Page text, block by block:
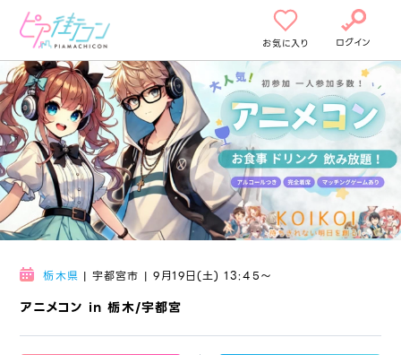
お気に入り ログイン
アニメコン in 栃木/宇都宮
栃木県 | 宇都宮市 | 9月19日(土) 13:45〜